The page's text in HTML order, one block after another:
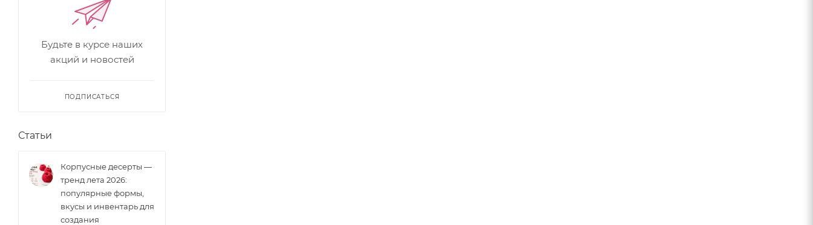
Будьте в курсе наших
акций и новостей
ПОДПИСАТЬСЯ
Статьи
Корпусные десерты —
тренд лета 2026:
популярные формы,
вкусы и инвентарь для
создания